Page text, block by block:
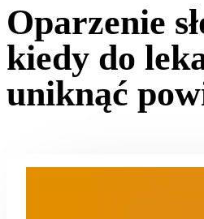
Oparzenie
kiedy do
uniknąć